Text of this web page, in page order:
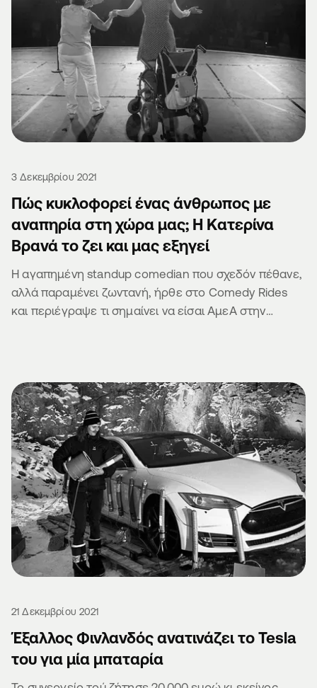
3 Δεκεμβρίου 2021
Πώς κυκλοφορεί ένας άνθρωπος με
αναπηρία στη χώρα μας; Η Κατερίνα
Βρανά το ζει και μας εξηγεί
Η αγαπημένη standup comedian που σχεδόν πέθανε,
αλλά παραμένει ζωντανή, ήρθε στο Comedy Rides
και περιέγραψε τι σημαίνει να είσαι ΑμεΑ στην
21 Δεκεμβρίου 2021
Έξαλλος Φινλανδός ανατινάζει το Tesla
του για μία μπαταρία